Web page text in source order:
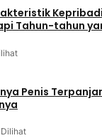
Tahun-tahun
Penis